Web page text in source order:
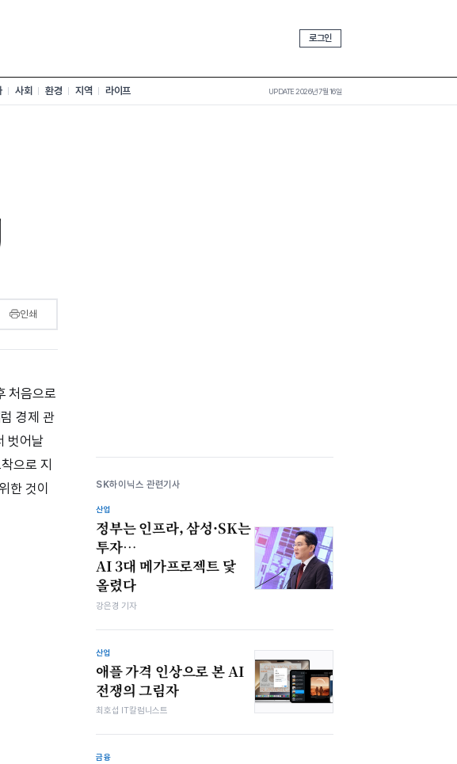
로그인
사회 환경 지역 라이프 UPDATE 2026년 7월 16일
인쇄
처음으로
경제 관
벗어날
으로 지
한 것이
SK하이닉스 관련기사
산업
정부는 인프라, 삼성·SK는
투자…
AI 3대 메가프로젝트 닻
올렸다
강은경 기자
산업
애플 가격 인상으로 본 AI
전쟁의 그림자
최호섭 IT칼럼니스트
금융